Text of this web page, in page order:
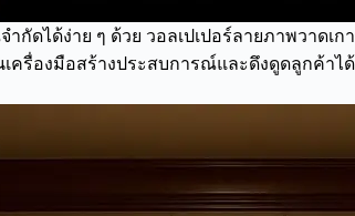
กัดได้ง่าย ๆ ด้วย วอลเปเปอร์ลายภาพวา
เครื่องมือสร้างประสบการณ์และดึงดูดลูกค้า